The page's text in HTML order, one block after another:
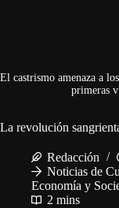
El castrismo amenaza a
primeras
La revolución
Redacción
Noticias de
Economía y
2 mins